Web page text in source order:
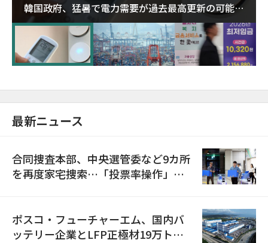
韓国政府、猛暑で電力需要が過去最高更新の可能性
に需給対応体制を点検
最新ニュース
合同捜査本部、中央選管委など9カ所
を再度家宅捜索…「投票率操作」の
ポスコ・フューチャーエム、国内バ
ッテリー企業とLFP正極材19万トン